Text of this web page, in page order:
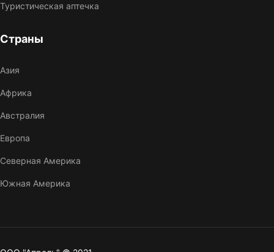
Туристическая аптечка
Страны
Азия
Африка
Австралия
Европа
Северная Америка
Южная Америка